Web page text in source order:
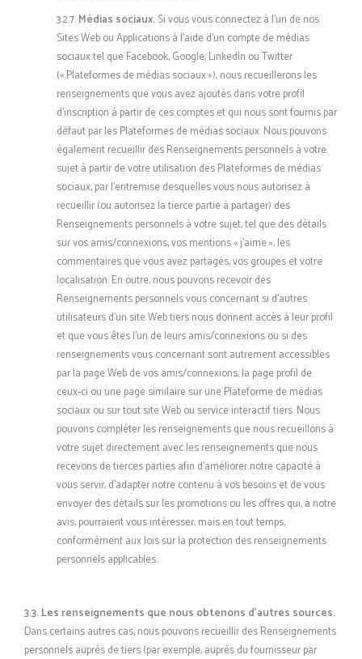
3.2.7.Médias sociaux.Si vous vous connectez à l’un de nos
Sites Web ou Applications à l’aide d’un compte de médias
sociaux tel que Facebook, Google, LinkedIn ou Twitter
(« Plateformes de médias sociaux »), nous recueillerons les
renseignements que vous avez ajoutés dans votre profil
d’inscription à partir de ces comptes et qui nous sont fournis par
défaut par les Plateformes de médias sociaux. Nous pouvons
également recueillir des Renseignements personnels à votre
sujet à partir de votre utilisation des Plateformes de médias
sociaux, par l’entremise desquelles vous nous autorisez à
recueillir (ou autorisez la tierce partie à partager) des
Renseignements personnels à votre sujet, tel que des détails
sur vos amis/connexions, vos mentions « j’aime », les
commentaires que vous avez partagés, vos groupes et votre
localisation. En outre, nous pouvons recevoir des
Renseignements personnels vous concernant si d’autres
utilisateurs d’un site Web tiers nous donnent accès à leur profil
et que vous êtes l’un de leurs amis/connexions ou si des
renseignements vous concernant sont autrement accessibles
par la page Web de vos amis/connexions, la page profil de
ceux-ci ou une page similaire sur une Plateforme de médias
sociaux ou sur tout site Web ou service interactif tiers. Nous
pouvons compléter les renseignements que nous recueillons à
votre sujet directement avec les renseignements que nous
recevons de tierces parties afin d’améliorer notre capacité à
vous servir, d’adapter notre contenu à vos besoins et de vous
envoyer des détails sur les promotions ou les offres qui, à notre
avis, pourraient vous intéresser, mais en tout temps,
conformément aux lois sur la protection des renseignements
personnels applicables.
3.3. Les renseignements que nous obtenons d’autres sources.
Dans certains autres cas, nous pouvons recueillir des Renseignements
personnels auprès de tiers (par exemple, auprès du fournisseur par